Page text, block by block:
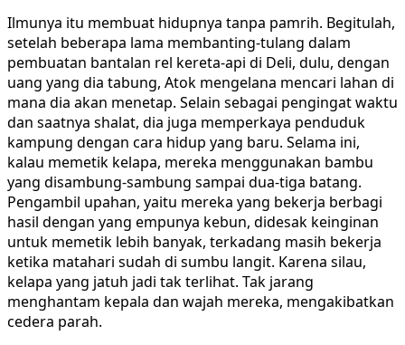
Ilmunya itu membuat hidupnya tanpa pamrih. Begitulah,
setelah beberapa lama membanting-tulang dalam
pembuatan bantalan rel kereta-api di Deli, dulu, dengan
uang yang dia tabung, Atok mengelana mencari lahan di
mana dia akan menetap. Selain sebagai pengingat waktu
dan saatnya shalat, dia juga memperkaya penduduk
kampung dengan cara hidup yang baru. Selama ini,
kalau memetik kelapa, mereka menggunakan bambu
yang disambung-sambung sampai dua-tiga batang.
Pengambil upahan, yaitu mereka yang bekerja berbagi
hasil dengan yang empunya kebun, didesak keinginan
untuk memetik lebih banyak, terkadang masih bekerja
ketika matahari sudah di sumbu langit. Karena silau,
kelapa yang jatuh jadi tak terlihat. Tak jarang
menghantam kepala dan wajah mereka, mengakibatkan
cedera parah.